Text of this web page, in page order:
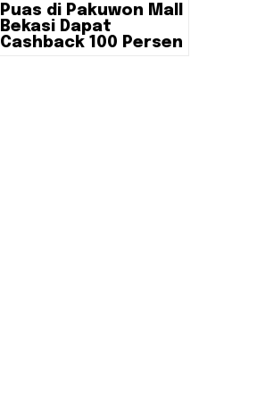
Puas di Pakuwon Mall
Bekasi Dapat
Cashback 100 Persen